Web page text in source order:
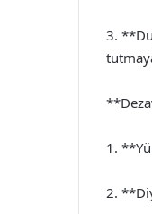
3.
1.
2.